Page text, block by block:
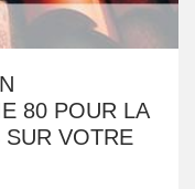
80 POUR LA
VOTRE